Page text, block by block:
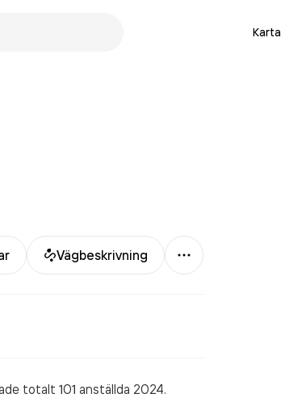
Karta
Vägbeskrivning
Mer
totalt 101 anställda 2024.